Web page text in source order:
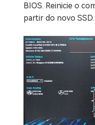
BIOS. Reinicie o
partir do novo SSD.